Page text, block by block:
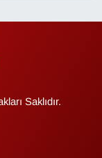
Saklıdır.